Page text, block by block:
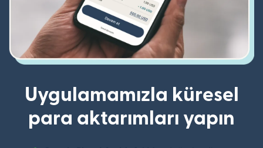
Uygulamamızla küresel
para aktarımları yapın